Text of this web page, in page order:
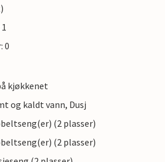
0
kjøkkenet
og kaldt vann, Dusj
(2 plasser)
(2 plasser)